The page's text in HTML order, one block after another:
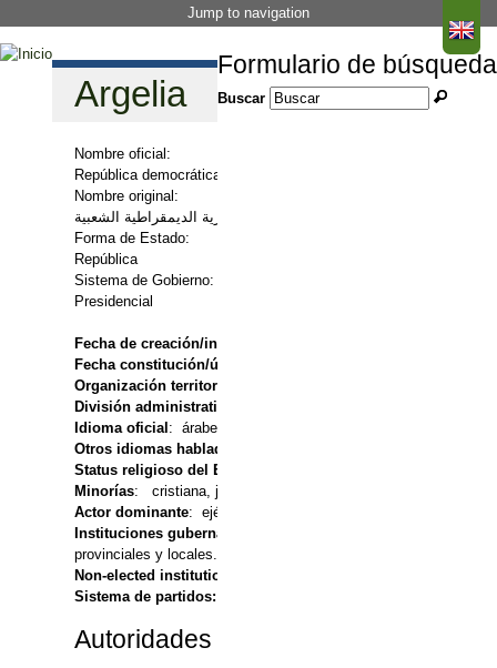
Jump to navigation
Formulario de búsqueda
Buscar
Argelia
Nombre oficial:
República democrática popular argelina
Nombre original:
Forma de Estado:
República
Sistema de Gobierno:
Presidencial
Fecha de creación/independencia
Fecha constitución/última reforma
Organización territorial
División administrativa
Idioma oficial : árabe
Otros idiomas hablados
Status religioso del Estado:
Minorías: cristiana, judía, ibadí (musulmana)
Actor dominante: ejército y servicios secretos
Instituciones gubernamentales electivas:
provinciales y locales.
Non-elected institutions of government:
Sistema de partidos:
Autoridades actuales